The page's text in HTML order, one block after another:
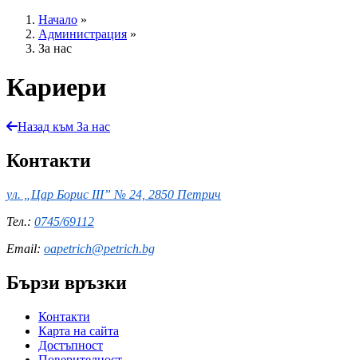
Начало »
Администрация »
За нас
Кариери
Назад към За нас
Контакти
ул. „Цар Борис III” № 24, 2850 Петрич
Тел.: 0745/69112
Email: oapetrich@petrich.bg
Бързи връзки
Контакти
Карта на сайта
Достъпност